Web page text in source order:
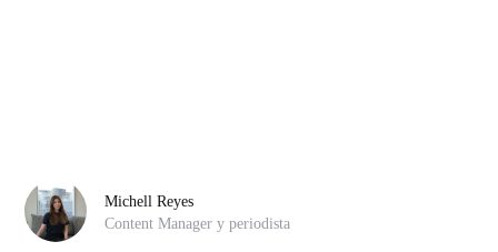
Michell Reyes
Content Manager y periodista